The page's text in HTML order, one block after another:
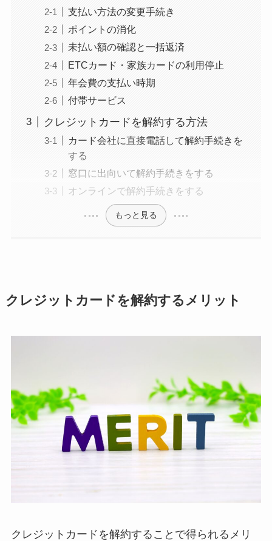
支払い方法の変更手続き
ポイントの消化
未払い額の確認と一括返済
ETCカード・家族カードの利用停止
年会費の支払い時期
付帯サービス
クレジットカードを解約する方法
カード会社に直接電話して解約手続きを
する
窓口に出向いて解約手続きをする
オンラインで解約手続きをする
もっと見る
クレジットカードを解約するメリット
クレジットカードを解約することで得られるメリ